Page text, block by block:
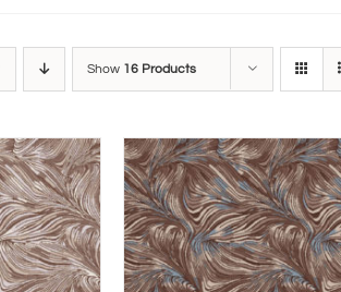
Show 16 Products